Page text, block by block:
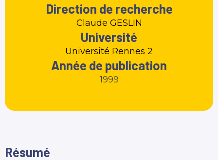
Direction de recherche
Claude GESLIN
Université
Université Rennes 2
Année de publication
1999
Résumé